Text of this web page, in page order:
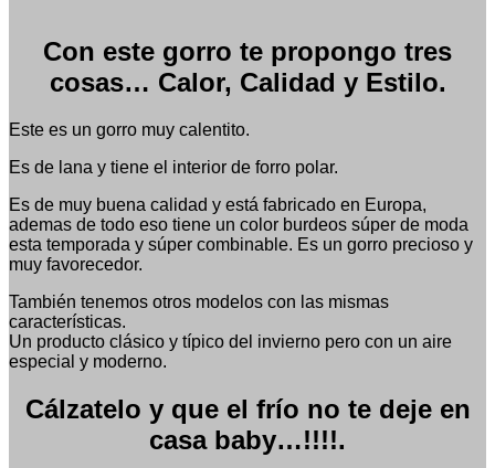
Con este gorro te propongo tres
cosas… Calor, Calidad y Estilo.
Este es un gorro muy calentito.
Es de lana y tiene el interior de forro polar.
Es de muy buena calidad y está fabricado en Europa,
ademas de todo eso tiene un color burdeos súper de moda
esta temporada y súper combinable. Es un gorro precioso y
muy favorecedor.
También tenemos otros modelos con las mismas
características.
Un producto clásico y típico del invierno pero con un aire
especial y moderno.
Cálzatelo y que el frío no te deje en
casa baby…!!!!.